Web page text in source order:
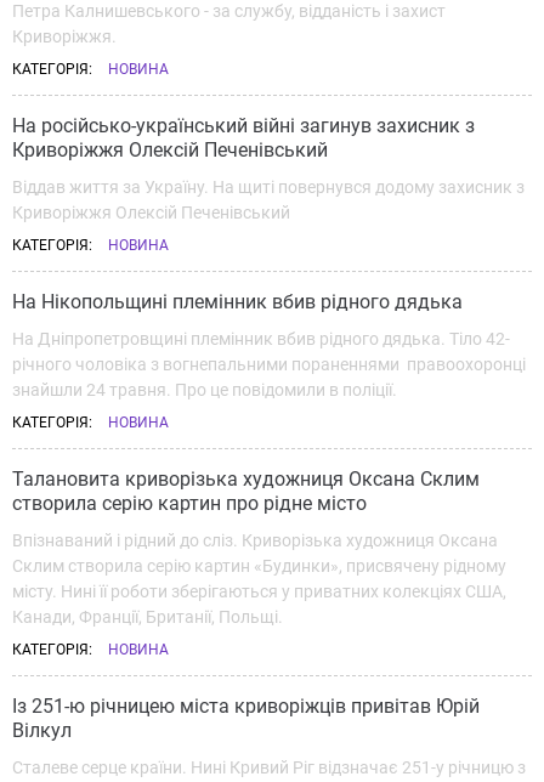
Петра Калнишевського - за службу, відданість і захист
Криворіжжя.
КАТЕГОРІЯ: НОВИНА
На російсько-український війні загинув захисник з
Криворіжжя Олексій Печенівський
Віддав життя за Україну. На щиті повернувся додому захисник з
Криворіжжя Олексій Печенівський
КАТЕГОРІЯ: НОВИНА
На Нікопольщині племінник вбив рідного дядька
На Дніпропетровщині племінник вбив рідного дядька. Тіло 42-
річного чоловіка з вогнепальними пораненнями правоохоронці
знайшли 24 травня. Про це повідомили в поліції.
КАТЕГОРІЯ: НОВИНА
Талановита криворізька художниця Оксана Склим
створила серію картин про рідне місто
Впізнаваний і рідний до сліз. Криворізька художниця Оксана
Склим створила серію картин «Будинки», присвячену рідному
місту. Нині її роботи зберігаються у приватних колекціях США,
Канади, Франції, Британії, Польщі.
КАТЕГОРІЯ: НОВИНА
Із 251-ю річницею міста криворіжців привітав Юрій
Вілкул
Сталеве серце країни. Нині Кривий Ріг відзначає 251-у річницю з